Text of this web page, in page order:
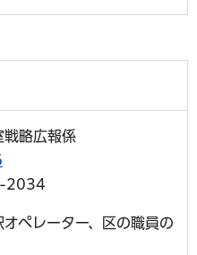
戦略広報係
2034
ペレーター、区の職員の